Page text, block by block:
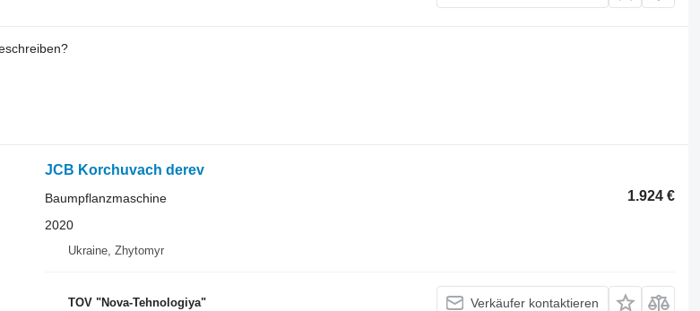
JCB Korchuvach derev
1.924 €
Baumpflanzmaschine
2020
Ukraine, Zhytomyr
TOV "Nova-Tehnologiya" Verkäufer kontaktieren